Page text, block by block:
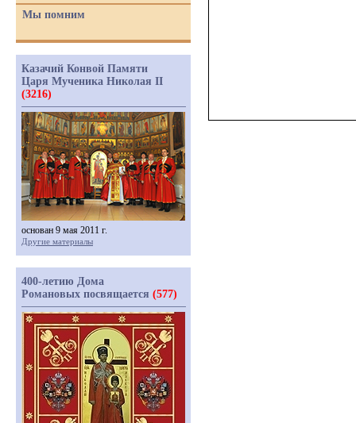
Мы помним
Казачий Конвой Памяти
Царя Мученика Николая II
(3216)
основан 9 мая 2011 г.
Другие материалы
400-летию Дома
Романовых посвящается (577)